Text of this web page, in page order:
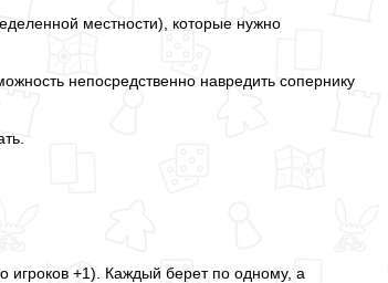
местности), которые нужно
непосредственно навредить сопернику
игроков +1). Каждый берет по одному, а